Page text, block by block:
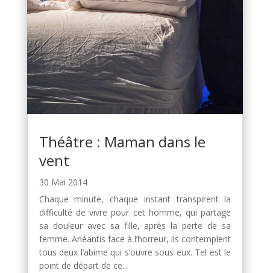
Théâtre : Maman dans le
vent
30 Mai 2014
Chaque minute, chaque instant transpirent la
difficulté de vivre pour cet homme, qui partage
sa douleur avec sa fille, après la perte de sa
femme. Anéantis face à l’horreur, ils contemplent
tous deux l’abime qui s’ouvre sous eux. Tel est le
point de départ de ce...